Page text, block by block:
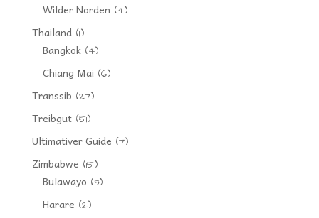
Wilder Norden (4)
Thailand(11)
Bangkok(4)
Chiang Mai (6)
Transsib (27)
Treibgut(51)
Ultimativer Guide (7)
Zimbabwe (15)
Bulawayo (3)
Harare (2)